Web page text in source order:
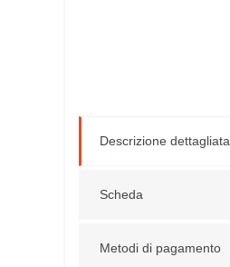
Descrizione dettagliata
Scheda
Metodi di pagamento